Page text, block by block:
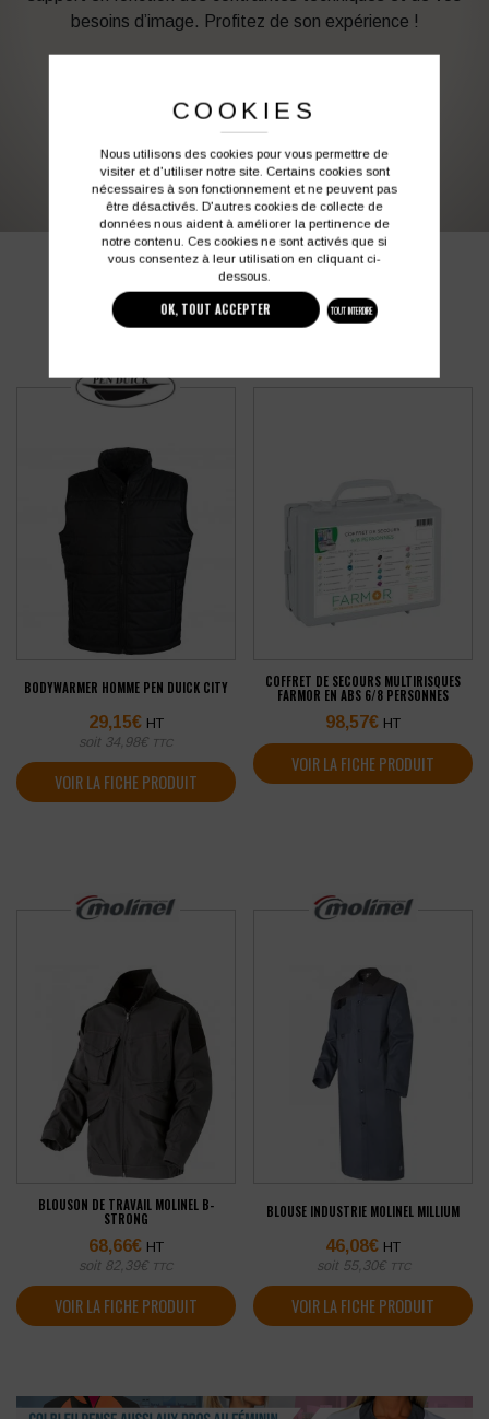
besoins d’image. Profitez de son expérience !
03 27 28 87 86 contact@colbleu.fr
PRODUITS SIMILAIRES
BODYWARMER HOMME PEN DUICK CITY
29,15€ HT
soit 34,98€ TTC
VOIR LA FICHE PRODUIT
COFFRET DE SECOURS MULTIRISQUES
FARMOR EN ABS 6/8 PERSONNES
98,57€ HT
VOIR LA FICHE PRODUIT
BLOUSON DE TRAVAIL MOLINEL B-
STRONG
68,66€ HT
soit 82,39€ TTC
VOIR LA FICHE PRODUIT
BLOUSE INDUSTRIE MOLINEL MILLIUM
46,08€ HT
soit 55,30€ TTC
VOIR LA FICHE PRODUIT
COOKIES
Nous utilisons des cookies pour vous permettre de
visiter et d'utiliser notre site. Certains cookies sont
nécessaires à son fonctionnement et ne peuvent pas
être désactivés. D'autres cookies de collecte de
données nous aident à améliorer la pertinence de
notre contenu. Ces cookies ne sont activés que si
vous consentez à leur utilisation en cliquant ci-
dessous.
OK, TOUT ACCEPTER TOUT INTERDIRE